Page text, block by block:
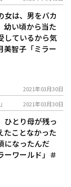
女は、男をバカ
幼い頃から当た
しているから気
美智子「ミラー
2021年03月30日
2021年03月30日
ひとり母が残っ
たことなかった
になったんだ
ワールド」＃